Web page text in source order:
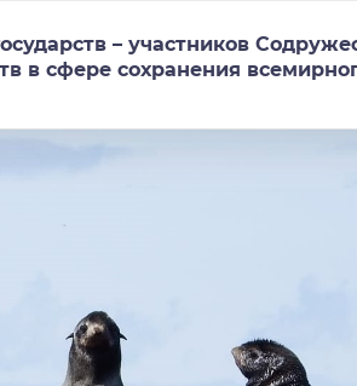
– участников
в сфере сохранения